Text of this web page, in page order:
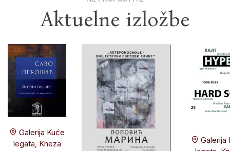
Aktuelne izložbe
Galerija Kuće
legata, Kneza
Galerija